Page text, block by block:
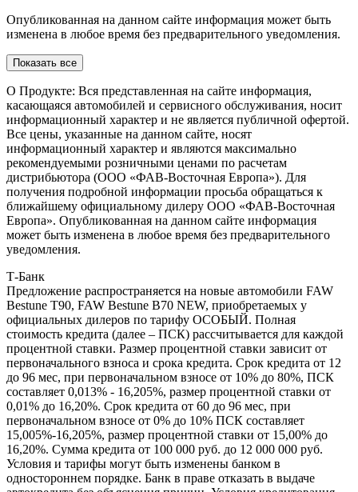
Опубликованная на данном сайте информация может быть
изменена в любое время без предварительного уведомления.
Показать все
О Продукте: Вся представленная на сайте информация,
касающаяся автомобилей и сервисного обслуживания, носит
информационный характер и не является публичной офертой.
Все цены, указанные на данном сайте, носят
информационный характер и являются максимально
рекомендуемыми розничными ценами по расчетам
дистрибьютора (ООО «ФАВ-Восточная Европа»). Для
получения подробной информации просьба обращаться к
ближайшему официальному дилеру ООО «ФАВ-Восточная
Европа». Опубликованная на данном сайте информация
может быть изменена в любое время без предварительного
уведомления.
Т-Банк
Предложение распространяется на новые автомобили FAW
Bestune T90, FAW Bestune В70 NEW, приобретаемых у
официальных дилеров по тарифу ОСОБЫЙ. Полная
стоимость кредита (далее – ПСК) рассчитывается для каждой
процентной ставки. Размер процентной ставки зависит от
первоначального взноса и срока кредита. Срок кредита от 12
до 96 мес, при первоначальном взносе от 10% до 80%, ПСК
составляет 0,013% - 16,205%, размер процентной ставки от
0,01% до 16,20%. Срок кредита от 60 до 96 мес, при
первоначальном взносе от 0% до 10% ПСК составляет
15,005%-16,205%, размер процентной ставки от 15,00% до
16,20%. Сумма кредита от 100 000 руб. до 12 000 000 руб.
Условия и тарифы могут быть изменены банком в
одностороннем порядке. Банк в праве отказать в выдаче